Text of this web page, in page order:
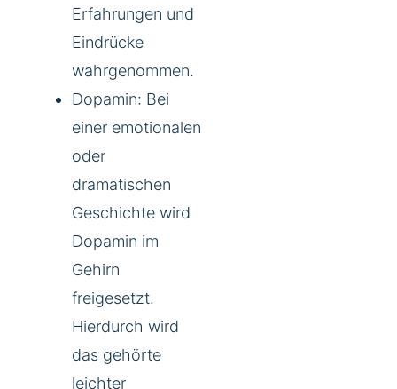
Erfahrungen und
Eindrücke
wahrgenommen.
Dopamin: Bei
einer emotionalen
oder
dramatischen
Geschichte wird
Dopamin im
Gehirn
freigesetzt.
Hierdurch wird
das gehörte
leichter